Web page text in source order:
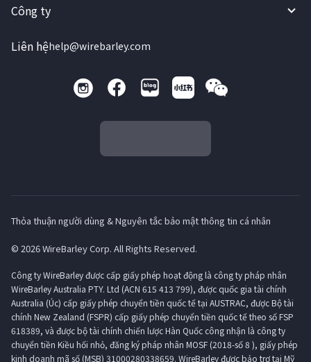
Công ty
Liên hệhelp@wirebarley.com
Thỏa thuận người dùng & Nguyên tắc bảo mật thông tin cá nhân
© 2026 WireBarley Corp. All Rights Reserved.
Công ty WireBarley được cấp giấy phép hoạt động là công ty pháp nhân
WireBarley Australia PTY. Ltd (ACN 615 413 799), được quốc gia tài chính
Australia (Úc) cấp giấy phép chuyển tiền quốc tế tại AUSTRAC, được Bộ tài
chính New Zealand (FSPR) cấp giấy phép chuyển tiền quốc tế theo số FSP
618389, và được bộ tài chính chiến lược Hàn Quốc công nhận là công ty
chuyển tiền Kiều hối nhỏ, đăng ký pháp nhân MOSF (2018-số 8 ), giấy phép
kinh doanh mã số (MSB) 31000280338659. WireBarley được bảo trợ tại Mỹ